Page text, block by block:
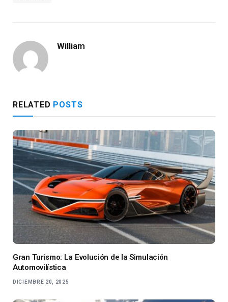
William
RELATED POSTS
Gran Turismo: La Evolución de la Simulación
Automovilística
DICIEMBRE 20, 2025